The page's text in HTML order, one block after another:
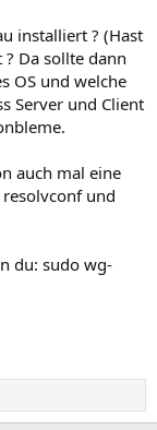
installiert ? (Hast
Da sollte dann
OS und welche
Server und Client
auch mal eine
und
du: sudo wg-